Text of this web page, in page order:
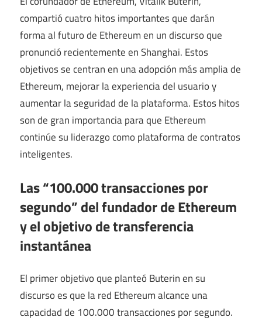
compartió cuatro hitos importantes que darán
forma al futuro de Ethereum en un discurso que
pronunció recientemente en Shanghai. Estos
objetivos se centran en una adopción más amplia de
Ethereum, mejorar la experiencia del usuario y
aumentar la seguridad de la plataforma. Estos hitos
son de gran importancia para que Ethereum
continúe su liderazgo como plataforma de contratos
inteligentes.
Las “100.000 transacciones por
segundo” del fundador de Ethereum
y el objetivo de transferencia
instantánea
El primer objetivo que planteó Buterin en su
discurso es que la red Ethereum alcance una
capacidad de 100.000 transacciones por segundo.